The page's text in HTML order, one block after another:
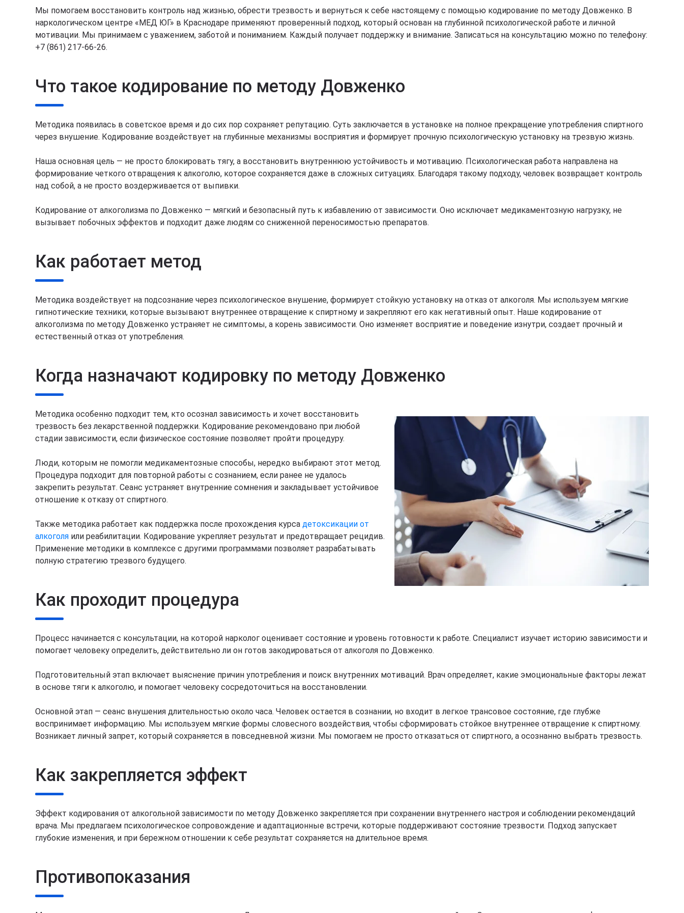
Мы помогаем восстановить контроль над жизнью, обрести трезвость и вернуться к себе настоящему с помощью кодирование по методу Довженко. В
наркологическом центре «МЕД ЮГ» в Краснодаре применяют проверенный подход, который основан на глубинной психологической работе и личной
мотивации. Мы принимаем с уважением, заботой и пониманием. Каждый получает поддержку и внимание. Записаться на консультацию можно по телефону:
+7 (861) 217-66-26.
Что такое кодирование по методу Довженко
Методика появилась в советское время и до сих пор сохраняет репутацию. Суть заключается в установке на полное прекращение употребления спиртного
через внушение. Кодирование воздействует на глубинные механизмы восприятия и формирует прочную психологическую установку на трезвую жизнь.
Наша основная цель — не просто блокировать тягу, а восстановить внутреннюю устойчивость и мотивацию. Психологическая работа направлена на
формирование четкого отвращения к алкоголю, которое сохраняется даже в сложных ситуациях. Благодаря такому подходу, человек возвращает контроль
над собой, а не просто воздерживается от выпивки.
Кодирование от алкоголизма по Довженко — мягкий и безопасный путь к избавлению от зависимости. Оно исключает медикаментозную нагрузку, не
вызывает побочных эффектов и подходит даже людям со сниженной переносимостью препаратов.
Как работает метод
Методика воздействует на подсознание через психологическое внушение, формирует стойкую установку на отказ от алкоголя. Мы используем мягкие
гипнотические техники, которые вызывают внутреннее отвращение к спиртному и закрепляют его как негативный опыт. Наше кодирование от
алкоголизма по методу Довженко устраняет не симптомы, а корень зависимости. Оно изменяет восприятие и поведение изнутри, создает прочный и
естественный отказ от употребления.
Когда назначают кодировку по методу Довженко
Методика особенно подходит тем, кто осознал зависимость и хочет восстановить
трезвость без лекарственной поддержки. Кодирование рекомендовано при любой
стадии зависимости, если физическое состояние позволяет пройти процедуру.
Люди, которым не помогли медикаментозные способы, нередко выбирают этот метод.
Процедура подходит для повторной работы с сознанием, если ранее не удалось
закрепить результат. Сеанс устраняет внутренние сомнения и закладывает устойчивое
отношение к отказу от спиртного.
Также методика работает как поддержка после прохождения курса детоксикации от
алкоголя или реабилитации. Кодирование укрепляет результат и предотвращает рецидив.
Применение методики в комплексе с другими программами позволяет разрабатывать
полную стратегию трезвого будущего.
Как проходит процедура
Процесс начинается с консультации, на которой нарколог оценивает состояние и уровень готовности к работе. Специалист изучает историю зависимости и
помогает человеку определить, действительно ли он готов закодироваться от алкоголя по Довженко.
Подготовительный этап включает выяснение причин употребления и поиск внутренних мотиваций. Врач определяет, какие эмоциональные факторы лежат
в основе тяги к алкоголю, и помогает человеку сосредоточиться на восстановлении.
Основной этап — сеанс внушения длительностью около часа. Человек остается в сознании, но входит в легкое трансовое состояние, где глубже
воспринимает информацию. Мы используем мягкие формы словесного воздействия, чтобы сформировать стойкое внутреннее отвращение к спиртному.
Возникает личный запрет, который сохраняется в повседневной жизни. Мы помогаем не просто отказаться от спиртного, а осознанно выбрать трезвость.
Как закрепляется эффект
Эффект кодирования от алкогольной зависимости по методу Довженко закрепляется при сохранении внутреннего настроя и соблюдении рекомендаций
врача. Мы предлагаем психологическое сопровождение и адаптационные встречи, которые поддерживают состояние трезвости. Подход запускает
глубокие изменения, и при бережном отношении к себе результат сохраняется на длительное время.
Противопоказания